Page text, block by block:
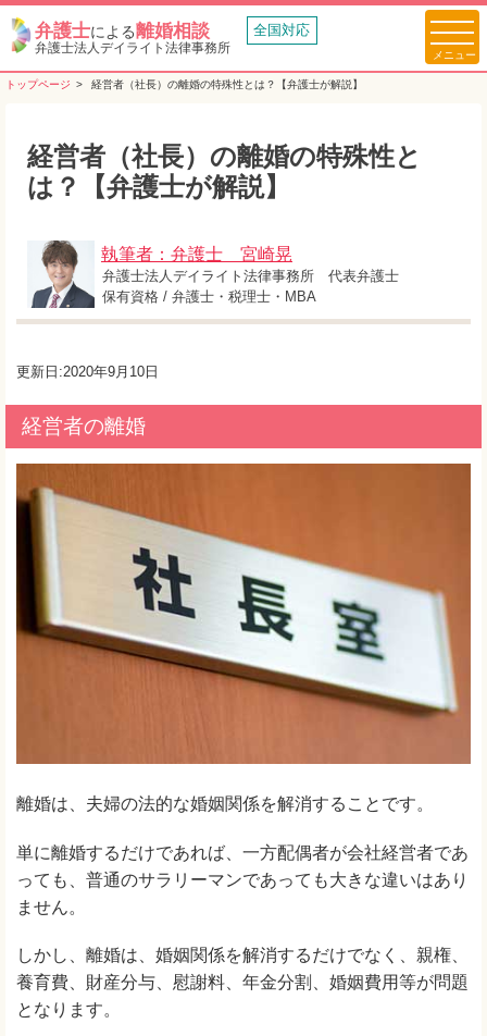
弁護士による離婚相談
弁護士法人デイライト法律事務所
全国対応
トップページ 経営者（社長）の離婚の特殊性とは？【弁護士が解説】
経営者（社長）の離婚の特殊性と
は？【弁護士が解説】
執筆者：弁護士 宮崎晃
弁護士法人デイライト法律事務所 代表弁護士
保有資格 / 弁護士・税理士・MBA
更新日:2020年9月10日
経営者の離婚
離婚は、夫婦の法的な婚姻関係を解消することです。
単に離婚するだけであれば、一方配偶者が会社経営者であ
っても、普通のサラリーマンであっても大きな違いはあり
ません。
しかし、離婚は、婚姻関係を解消するだけでなく、親権、
養育費、財産分与、慰謝料、年金分割、婚姻費用等が問題
となります。